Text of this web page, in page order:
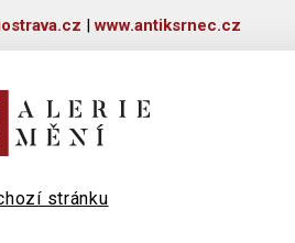
|www.antiksrnec.cz
stránku